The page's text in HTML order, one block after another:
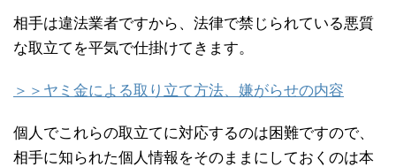
相手は違法業者ですから、法律で禁じられている悪質
な取立てを平気で仕掛けてきます。
＞＞ヤミ金による取り立て方法、嫌がらせの内容
個人でこれらの取立てに対応するのは困難ですので、
相手に知られた個人情報をそのままにしておくのは本